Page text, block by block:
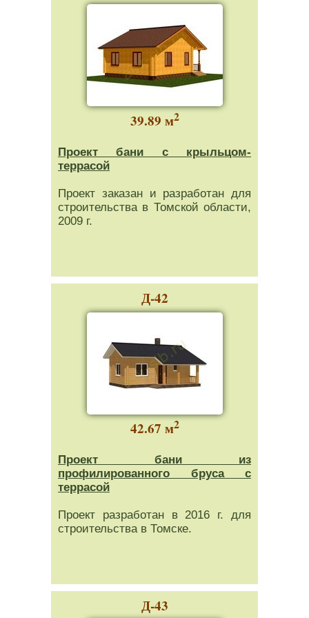
39.89 м2
Проект бани с крыльцом-
террасой
Проект заказан и разработан для
строительства в Томской области,
2009 г.
Д-42
42.67 м2
Проект бани из
профилированного бруса с
террасой
Проект разработан в 2016 г. для
строительства в Томске.
Д-43